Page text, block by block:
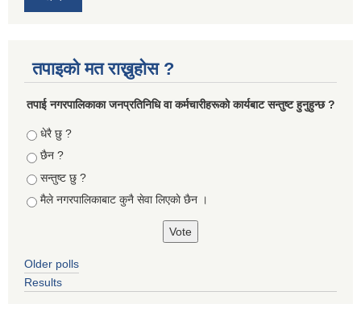
तपाइको मत राख्नुहोस ?
तपा‌ई नगरपालिकाका जनप्रतिनिधि वा कर्मचारीहरूकाे कार्यबाट सन्तुष्ट हुनुहुन्छ ?
Choices
धेरै छु ?
छैन ?
सन्तुष्ट छु ?
मैले नगरपालिकाबाट कुनै सेवा लिएकाे छैन ।
Older polls
Results